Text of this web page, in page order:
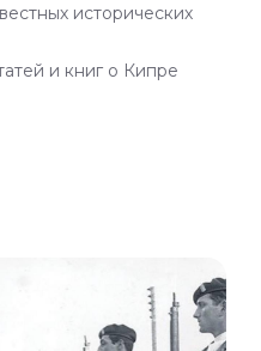
исторических
и книг о Кипре